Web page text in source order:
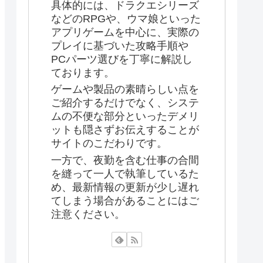
具体的には、ドラクエシリーズ
などのRPGや、ウマ娘といった
アプリゲームを中心に、実際の
プレイに基づいた攻略手順や
PCパーツ選びを丁寧に解説し
ております。
ゲームや製品の素晴らしい点を
ご紹介するだけでなく、システ
ムの不便な部分といったデメリ
ットも隠さずお伝えすることが
サイトのこだわりです。
一方で、夜勤を含む仕事の合間
を縫って一人で執筆しているた
め、最新情報の更新が少し遅れ
てしまう場合があることにはご
注意ください。